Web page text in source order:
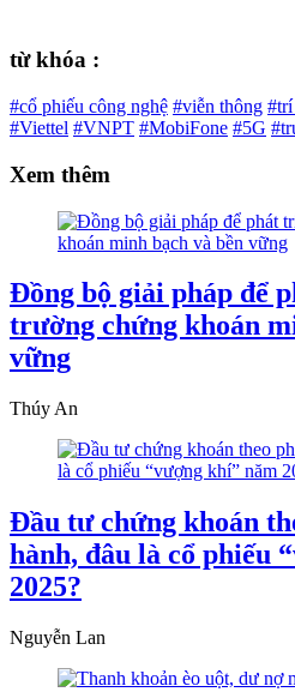
từ khóa :
#cổ phiếu công nghệ #viễn thông #trí
#Viettel #VNPT #MobiFone #5G
Xem thêm
Đồng bộ giải pháp để
trường chứng khoán
vững
Thúy An
Đầu tư chứng khoán
hành, đâu là cổ phiếu
2025?
Nguyễn Lan